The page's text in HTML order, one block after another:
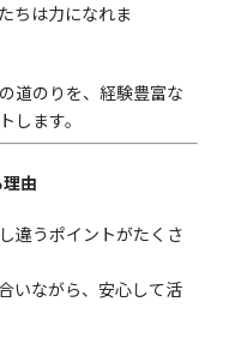
ちは力になれま
道のりを、経験豊富な
します。
由
違うポイントがたくさ
いながら、安心して活